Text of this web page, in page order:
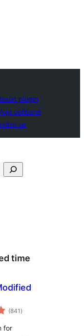
plugin
oblíbené
se
time
(841 celkové
hodnocení
)
for